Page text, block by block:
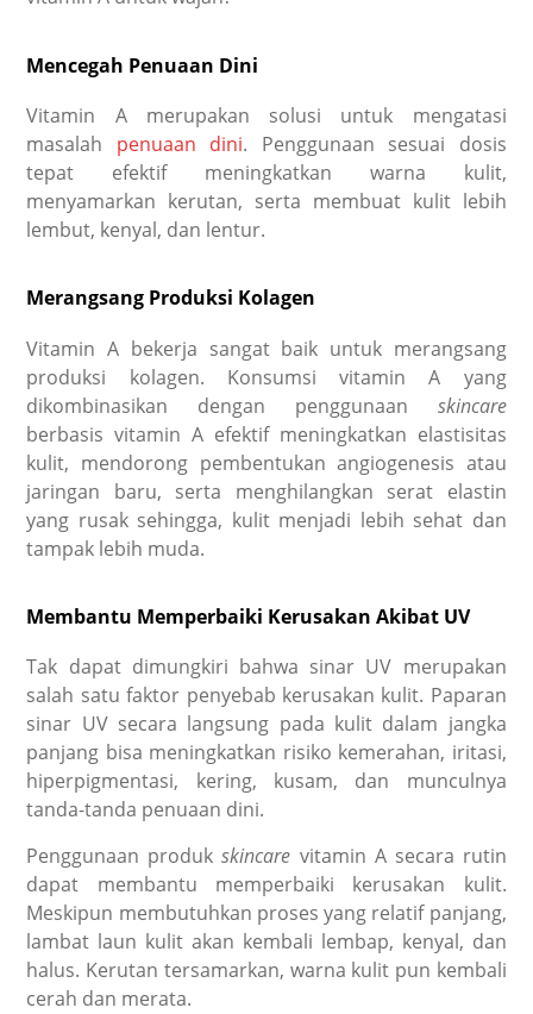
Mencegah Penuaan Dini
Vitamin A merupakan solusi untuk mengatasi
masalah penuaan dini. Penggunaan sesuai dosis
tepat efektif meningkatkan warna kulit,
menyamarkan kerutan, serta membuat kulit lebih
lembut, kenyal, dan lentur.
Merangsang Produksi Kolagen
Vitamin A bekerja sangat baik untuk merangsang
produksi kolagen. Konsumsi vitamin A yang
dikombinasikan dengan penggunaan skincare
berbasis vitamin A efektif meningkatkan elastisitas
kulit, mendorong pembentukan angiogenesis atau
jaringan baru, serta menghilangkan serat elastin
yang rusak sehingga, kulit menjadi lebih sehat dan
tampak lebih muda.
Membantu Memperbaiki Kerusakan Akibat UV
Tak dapat dimungkiri bahwa sinar UV merupakan
salah satu faktor penyebab kerusakan kulit. Paparan
sinar UV secara langsung pada kulit dalam jangka
panjang bisa meningkatkan risiko kemerahan, iritasi,
hiperpigmentasi, kering, kusam, dan munculnya
tanda-tanda penuaan dini.
Penggunaan produkskincare vitamin A secara rutin
dapat membantu memperbaiki kerusakan kulit.
Meskipun membutuhkan proses yang relatif panjang,
lambat laun kulit akan kembali lembap, kenyal, dan
halus. Kerutan tersamarkan, warna kulit pun kembali
cerah dan merata.